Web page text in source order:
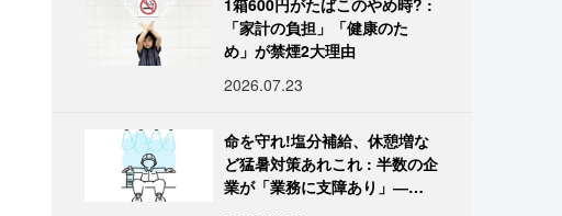
1箱600円がたばこのやめ時? :
「家計の負担」「健康のた
め」が禁煙2大理由
2026.07.23
命を守れ!塩分補給、休憩増な
ど猛暑対策あれこれ : 半数の企
業が「業務に支障あり」―帝